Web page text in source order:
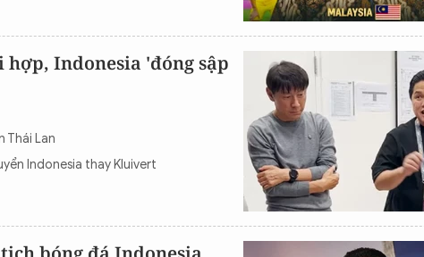
Video
LỊCH VẠN SỰ
hợp, Indonesia 'đóng sập
Thái Lan
Indonesia thay Kluivert